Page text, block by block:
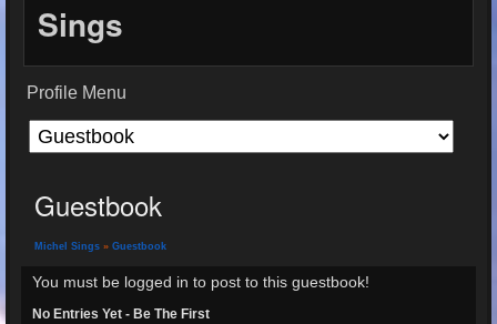
Sings
Profile Menu
Guestbook
Michel Sings » Guestbook
You must be logged in to post to this guestbook!
No Entries Yet - Be The First